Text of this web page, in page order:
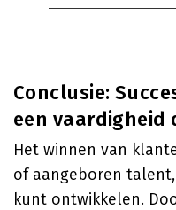
Conclusie:
een vaardigheid
Het winnen van
of aangeboren
kunt ontwikkelen.